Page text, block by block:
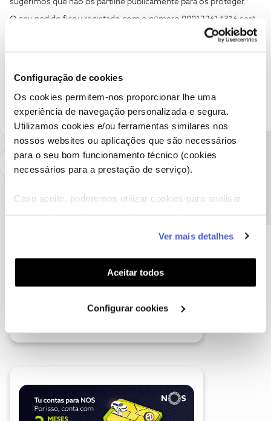
Configuração de cookies
Os cookies permitem-nos proporcionar lhe uma
experiência de navegação personalizada e segura.
Utilizamos cookies e/ou ferramentas similares nos
nossos websites ou aplicações que são necessários
para o seu bom funcionamento técnico (cookies
necessários para a prestação de serviço).
Caso aceite, poderemos utilizar cookies para analisar
funcionalidades (cookies de personalização e
funcionalidade) e adaptar anúncios aos seus interesses
(cookies de publicidade personalizada). Pode gerir a
utilização dos cookies clicando em "Configurar
Ver mais detalhes
Aceitar todos
Configurar cookies
sugerimos que não os partilhe publicamente para os proteger.
O seu pedido ficou registado com o número 000122614316 será
como "Melhor Resposta" e faça "Like" nos melhores comentários.